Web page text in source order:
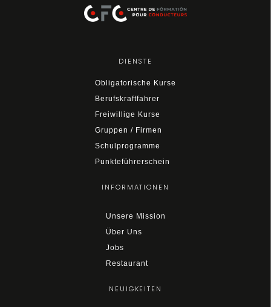
DIENSTE
Obligatorische Kurse
Berufskraftfahrer
Freiwillige Kurse
Gruppen / Firmen
Schulprogramme
Punkteführerschein
INFORMATIONEN
Unsere Mission
Über Uns
Jobs
Restaurant
NEUIGKEITEN